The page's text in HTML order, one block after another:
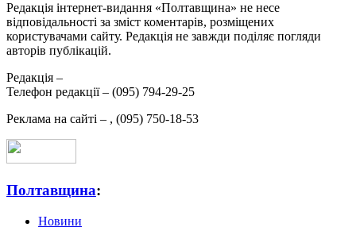
Редакція інтернет-видання «Полтавщина» не несе
відповідальності за зміст коментарів, розміщених
користувачами сайту. Редакція не завжди поділяє погляди
авторів публікацій.
Редакція –
Телефон редакції – (095) 794-29-25
Реклама на сайті – , (095) 750-18-53
Полтавщина:
Новини